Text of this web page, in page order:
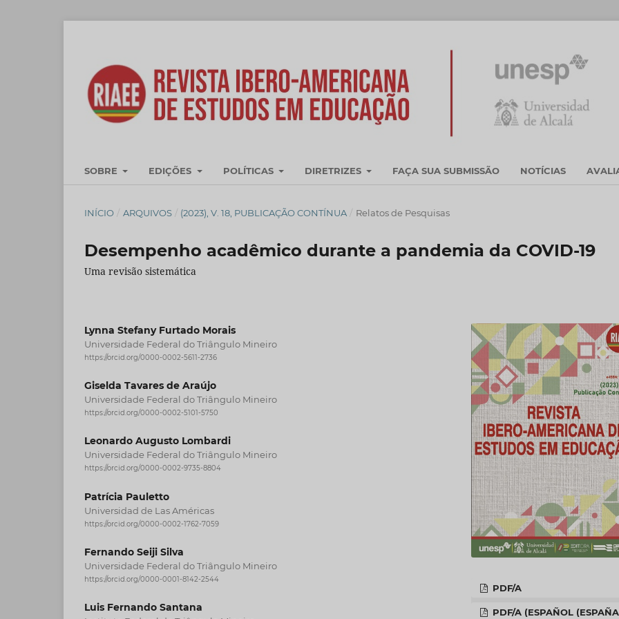
SOBRE EDIÇÕES POLÍTICAS DIRETRIZES FAÇA SUA SUBMISSÃO NOTÍCIAS
INÍCIO / ARQUIVOS / (2023), V. 18, PUBLICAÇÃO CONTÍNUA / Relatos de Pesquisas
Desempenho acadêmico durante a pandemia da COVID-19
Uma revisão sistemática
Lynna Stefany Furtado Morais
Universidade Federal do Triângulo Mineiro
https://orcid.org/0000-0002-5611-2736
Giselda Tavares de Araújo
Universidade Federal do Triângulo Mineiro
https://orcid.org/0000-0002-5101-5750
Leonardo Augusto Lombardi
Universidade Federal do Triângulo Mineiro
https://orcid.org/0000-0002-9735-8804
Patrícia Pauletto
Universidad de Las Américas
https://orcid.org/0000-0002-1762-7059
Fernando Seiji Silva
Universidade Federal do Triângulo Mineiro
https://orcid.org/0000-0001-8142-2544
Luis Fernando Santana
PDF/A
PDF/A (ESPAÑOL